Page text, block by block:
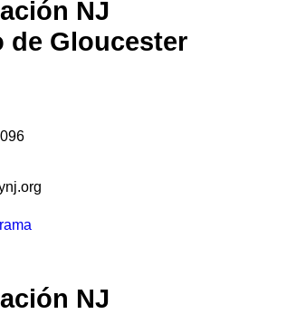
NJ
de Gloucester
NJ